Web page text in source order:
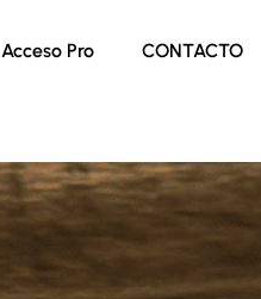
Acceso Pro CONTACTO